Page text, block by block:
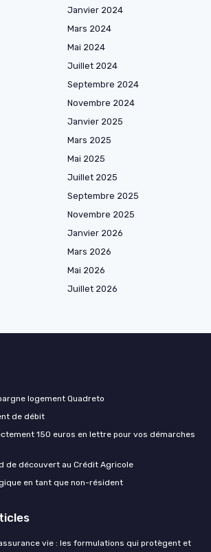
Janvier 2024
Mars 2024
Mai 2024
Juillet 2024
Septembre 2024
Novembre 2024
Janvier 2025
Mars 2025
Mai 2025
Juillet 2025
Septembre 2025
Novembre 2025
Janvier 2026
Mars 2026
Mai 2026
Juillet 2026
logement Quadreto
de débit
150 euros en lettre pour vos démarches
de découvert au Crédit Agricole
en tant que non-résident
vie : les formulations qui protègent et